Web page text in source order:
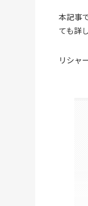
本記事
ても詳
リシャ